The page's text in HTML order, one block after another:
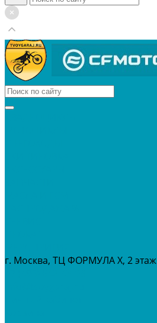
г. Москва, ТЦ ФОРМУЛА Х, 2 этаж